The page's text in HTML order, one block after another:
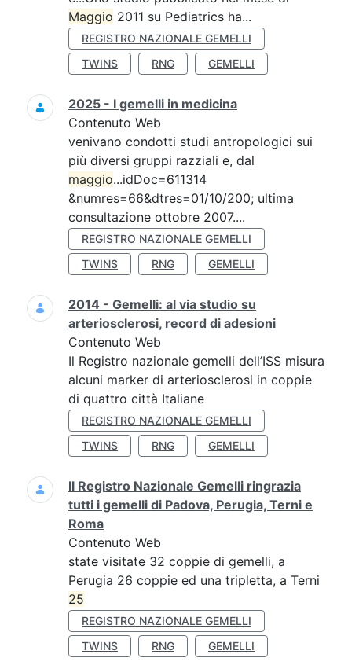
Maggio 2011 su Pediatrics ha...
REGISTRO NAZIONALE GEMELLI
TWINS
RNG GEMELLI
2025 - I gemelli in medicina
Contenuto Web
venivano condotti studi antropologici sui
più diversi gruppi razziali e, dal
maggio...idDoc=611314
&numres=66&dtres=01/10/200; ultima
consultazione ottobre 2007....
REGISTRO NAZIONALE GEMELLI
TWINS
RNG GEMELLI
2014 - Gemelli: al via studio su
arteriosclerosi, record di adesioni
Contenuto Web
Il Registro nazionale gemelli dell’ISS misura
alcuni marker di arteriosclerosi in coppie
di quattro città Italiane
REGISTRO NAZIONALE GEMELLI
TWINS
RNG GEMELLI
Il Registro Nazionale Gemelli ringrazia
tutti i gemelli di Padova, Perugia, Terni e
Roma
Contenuto Web
state visitate 32 coppie di gemelli, a
Perugia 26 coppie ed una tripletta, a Terni
25
REGISTRO NAZIONALE GEMELLI
TWINS
RNG GEMELLI